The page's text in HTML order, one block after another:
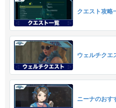
クエスト攻略
ウェルチクエ
ニーナのおす